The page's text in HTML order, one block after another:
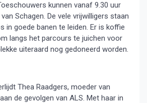
kunnen vanaf 9.30 uur
Schagen. De vele vrijwilligers staan
in goede banen te leiden. Er is koffie
langs het parcours te juichen voor
uiteraard nog gedoneerd worden.
Thea Raadgers, moeder van
de gevolgen van ALS. Met haar in